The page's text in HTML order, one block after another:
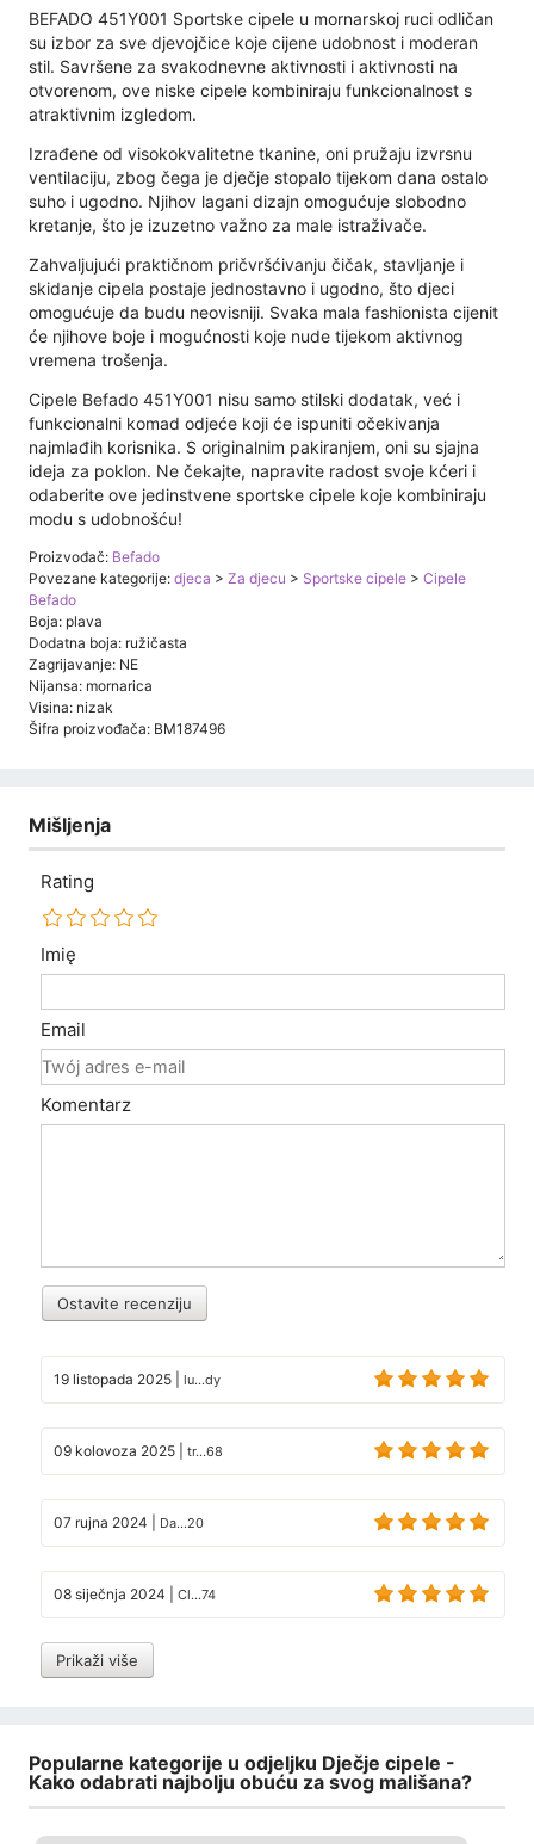
BEFADO 451Y001 Sportske cipele u mornarskoj ruci odličan
su izbor za sve djevojčice koje cijene udobnost i moderan
stil. Savršene za svakodnevne aktivnosti i aktivnosti na
otvorenom, ove niske cipele kombiniraju funkcionalnost s
atraktivnim izgledom.
Izrađene od visokokvalitetne tkanine, oni pružaju izvrsnu
ventilaciju, zbog čega je dječje stopalo tijekom dana ostalo
suho i ugodno. Njihov lagani dizajn omogućuje slobodno
kretanje, što je izuzetno važno za male istraživače.
Zahvaljujući praktičnom pričvršćivanju čičak, stavljanje i
skidanje cipela postaje jednostavno i ugodno, što djeci
omogućuje da budu neovisniji. Svaka mala fashionista cijenit
će njihove boje i mogućnosti koje nude tijekom aktivnog
vremena trošenja.
Cipele Befado 451Y001 nisu samo stilski dodatak, već i
funkcionalni komad odjeće koji će ispuniti očekivanja
najmlađih korisnika. S originalnim pakiranjem, oni su sjajna
ideja za poklon. Ne čekajte, napravite radost svoje kćeri i
odaberite ove jedinstvene sportske cipele koje kombiniraju
modu s udobnošću!
Proizvođač: Befado
Povezane kategorije: djeca > Za djecu > Sportske cipele > Cipele
Befado
Boja: plava
Dodatna boja: ružičasta
Zagrijavanje: NE
Nijansa: mornarica
Visina: nizak
Šifra proizvođača: BM187496
Mišljenja
Rating
Imię
Email
Komentarz
Ostavite recenziju
19 listopada 2025 lu...dy
09 kolovoza 2025 tr...68
07 rujna 2024 Da...20
08 siječnja 2024 Cl...74
Prikaži više
Popularne kategorije u odjeljku Dječje cipele -
Kako odabrati najbolju obuću za svog mališana?